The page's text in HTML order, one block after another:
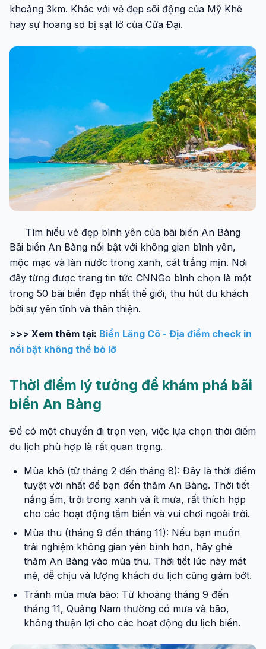
khoảng 3km. Khác với vẻ đẹp sôi động của Mỹ Khê
hay sự hoang sơ bị sạt lở của Cửa Đại.
Tìm hiểu vẻ đẹp bình yên của bãi biển An Bàng
Bãi biển An Bàng nổi bật với không gian bình yên,
mộc mạc và làn nước trong xanh, cát trắng mịn. Nơi
đây từng được trang tin tức CNNGo bình chọn là một
trong 50 bãi biển đẹp nhất thế giới, thu hút du khách
bởi sự yên tĩnh và thân thiện.
>>> Xem thêm tại: Biển Lăng Cô - Địa điểm check in
nổi bật không thể bỏ lỡ
Thời điểm lý tưởng để khám phá bãi
biển An Bàng
Để có một chuyến đi trọn vẹn, việc lựa chọn thời điểm
du lịch phù hợp là rất quan trọng.
Mùa khô (từ tháng 2 đến tháng 8): Đây là thời điểm
tuyệt vời nhất để bạn đến thăm An Bàng. Thời tiết
nắng ấm, trời trong xanh và ít mưa, rất thích hợp
cho các hoạt động tắm biển và vui chơi ngoài trời.
Mùa thu (tháng 9 đến tháng 11): Nếu bạn muốn
trải nghiệm không gian yên bình hơn, hãy ghé
thăm An Bàng vào mùa thu. Thời tiết lúc này mát
mẻ, dễ chịu và lượng khách du lịch cũng giảm bớt.
Tránh mùa mưa bão: Từ khoảng tháng 9 đến
tháng 11, Quảng Nam thường có mưa và bão,
không thuận lợi cho các hoạt động du lịch biển.